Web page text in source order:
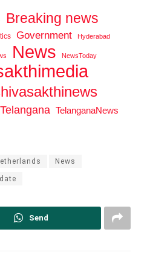
Breaking news
Government Hyderabad
News NewsToday
Telangana TelanganaNews
News
Send